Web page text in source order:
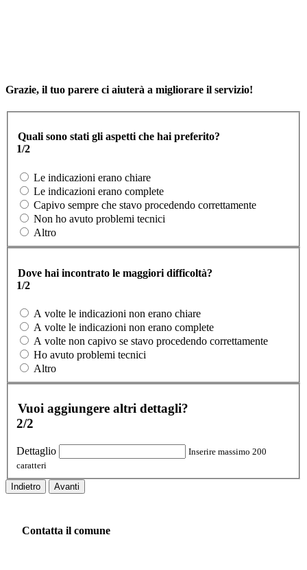
Grazie, il tuo parere ci aiuterà a migliorare il servizio!
Quali sono stati gli aspetti che hai preferito?
1/2
Le indicazioni erano chiare
Le indicazioni erano complete
Capivo sempre che stavo procedendo correttamente
Non ho avuto problemi tecnici
Altro
Dove hai incontrato le maggiori difficoltà?
1/2
A volte le indicazioni non erano chiare
A volte le indicazioni non erano complete
A volte non capivo se stavo procedendo correttamente
Ho avuto problemi tecnici
Altro
Vuoi aggiungere altri dettagli?
2/2
Dettaglio
Inserire massimo 200
caratteri
Indietro Avanti
Contatta il comune